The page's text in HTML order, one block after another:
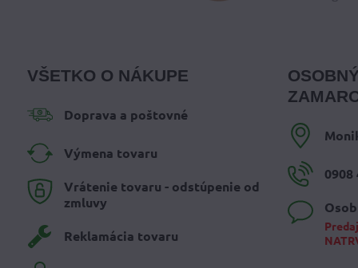
VŠETKO O NÁKUPE
Doprava a poštovné
Výmena tovaru
Vrátenie tovaru - odstúpenie od
zmluvy
Reklamácia tovaru
0908